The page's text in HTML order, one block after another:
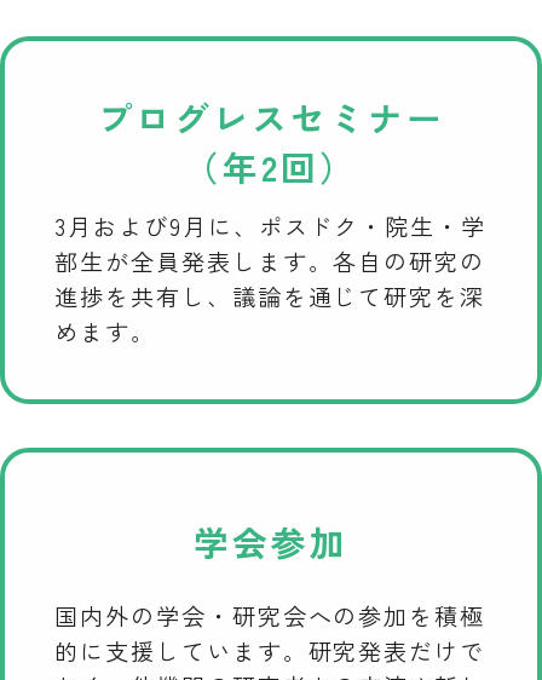
プログレスセミナー
（年2回）
3月および9月に、ポスドク・院生・学
部生が全員発表します。各自の研究の
進捗を共有し、議論を通じて研究を深
めます。
学会参加
国内外の学会・研究会への参加を積極
的に支援しています。研究発表だけで